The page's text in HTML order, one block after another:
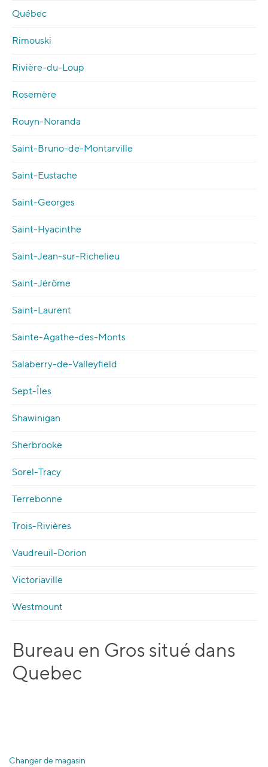
Québec
Rimouski
Rivière-du-Loup
Rosemère
Rouyn-Noranda
Saint-Bruno-de-Montarville
Saint-Eustache
Saint-Georges
Saint-Hyacinthe
Saint-Jean-sur-Richelieu
Saint-Jérôme
Saint-Laurent
Sainte-Agathe-des-Monts
Salaberry-de-Valleyfield
Sept-Îles
Shawinigan
Sherbrooke
Sorel-Tracy
Terrebonne
Trois-Rivières
Vaudreuil-Dorion
Victoriaville
Westmount
Bureau en Gros situé dans
Quebec
Changer de magasin